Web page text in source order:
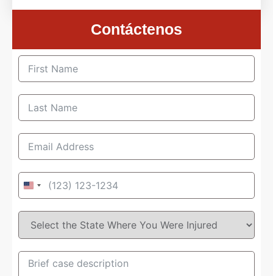
Contáctenos
United
+1